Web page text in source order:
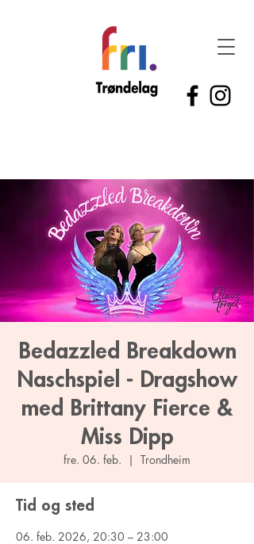
Bedazzled Breakdown
Naschspiel - Dragshow
med Brittany Fierce &
Miss Dipp
fre. 06. feb.
  |
Trondheim
Tid og sted
06. feb. 2026, 20:30 – 23:00